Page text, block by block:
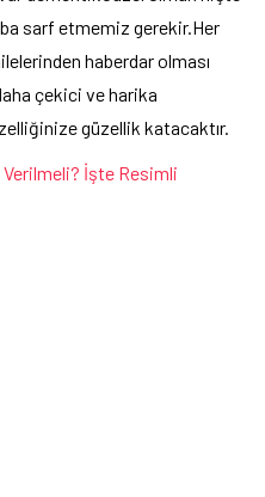
sarf etmemiz gerekir.Her
haberdar olması
çekici ve harika
güzellik katacaktır.
İşte Resimli